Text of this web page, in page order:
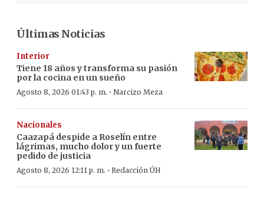
Últimas Noticias
Interior
Tiene 18 años y transforma su pasión
por la cocina en un sueño
Agosto 8, 2026 01:43 p. m. · Narcizo Meza
Nacionales
Caazapá despide a Roselín entre
lágrimas, mucho dolor y un fuerte
pedido de justicia
Agosto 8, 2026 12:11 p. m. · Redacción ÚH